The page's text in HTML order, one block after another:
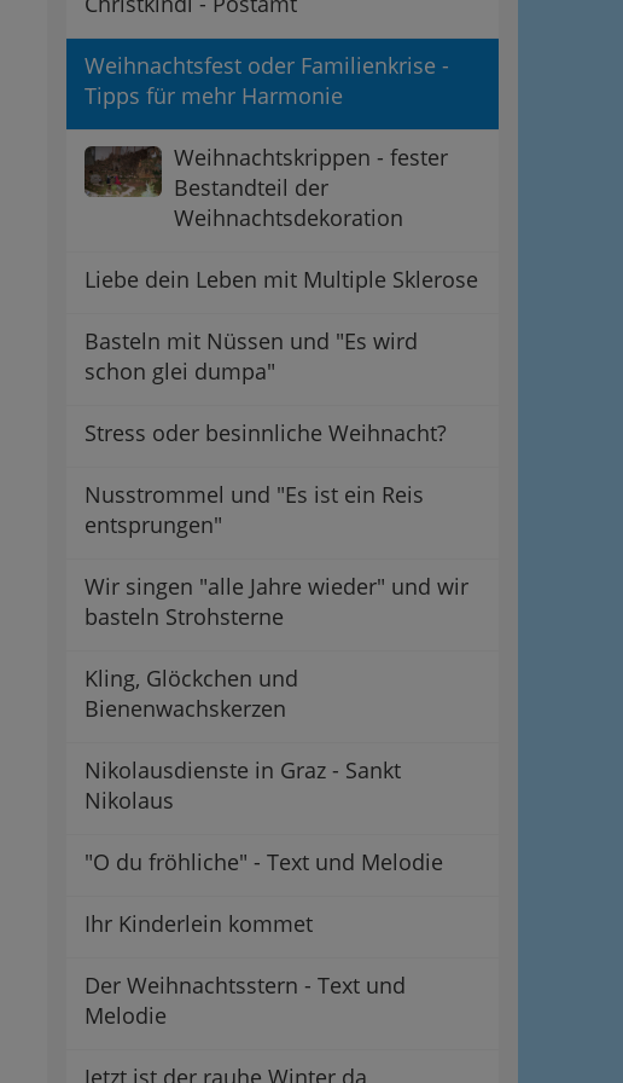
Weihnachtsfest oder Familienkrise -
Tipps für mehr Harmonie
Weihnachtskrippen - fester
Bestandteil der
Weihnachtsdekoration
Liebe dein Leben mit Multiple Sklerose
Basteln mit Nüssen und "Es wird
schon glei dumpa"
Stress oder besinnliche Weihnacht?
Nusstrommel und "Es ist ein Reis
entsprungen"
Wir singen "alle Jahre wieder" und wir
basteln Strohsterne
Kling, Glöckchen und
Bienenwachskerzen
Nikolausdienste in Graz - Sankt
Nikolaus
"O du fröhliche" - Text und Melodie
Ihr Kinderlein kommet
Der Weihnachtsstern - Text und
Melodie
Jetzt ist der rauhe Winter da